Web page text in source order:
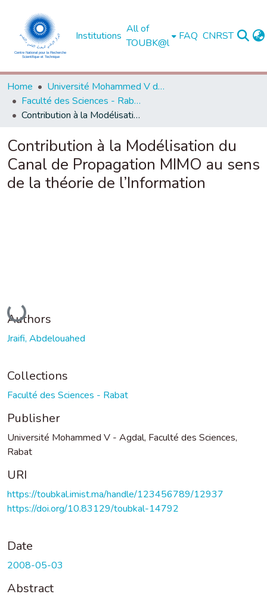
Institutions
All of
TOUBK@l
FAQ CNRST
Home
Université Mohammed V de Rabat
Faculté des Sciences - Rabat
Contribution à la Modélisation du Canal de Propagation MIMO au sens de la théorie de l’Information
Contribution à la Modélisation du
Canal de Propagation MIMO au sens
de la théorie de l’Information
Loading...
Authors
Jraifi, Abdelouahed
Collections
Faculté des Sciences - Rabat
Publisher
Université Mohammed V - Agdal, Faculté des Sciences,
Rabat
URI
https://toubkal.imist.ma/handle/123456789/12937
https://doi.org/10.83129/toubkal-14792
Date
2008-05-03
Abstract